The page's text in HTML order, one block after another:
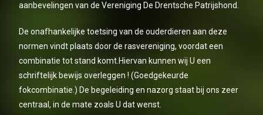
aanbevelingen van de Vereniging De Drentsche Patrijshond.
De onafhankelijke toetsing van de ouderdieren aan deze
normen vindt plaats door de rasvereniging, voordat een
combinatie tot stand komt.Hiervan kunnen wij U een
schriftelijk bewijs overleggen ! (Goedgekeurde
fokcombinatie.) De begeleiding en nazorg staat bij ons zeer
centraal, in de mate zoals U dat wenst.